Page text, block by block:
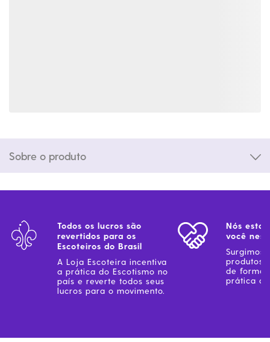
Sobre o produto
Todos os lucros são
revertidos para os
Escoteiros do Brasil
A Loja Escoteira incentiva
a prática do Escotismo no
país e reverte todos seus
lucros para o movimento.
Nós
você
Surgimos
produtos
de forma
prática